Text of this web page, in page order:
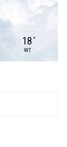
18 °
WT